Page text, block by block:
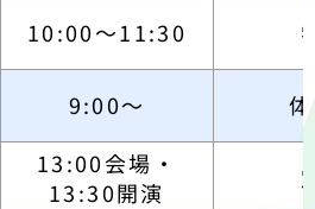
10:00～11:30
9:00～
13:00会場・
13:30開演